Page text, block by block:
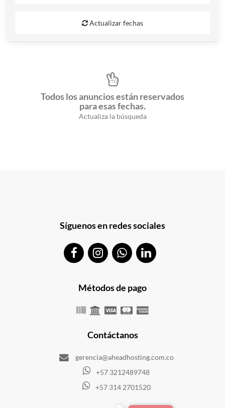
Actualizar fechas
Todos los anuncios están reservados
para esas fechas.
Actualiza la búsqueda
Síguenos en redes sociales
Métodos de pago
Contáctanos
gerencia@aheadhosting.com.co
+57 3212489748
+57 314 2701520